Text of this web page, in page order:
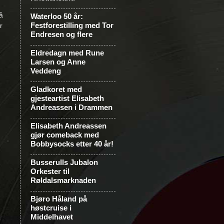
Waterloo 50 år:
Festforestilling med Tor
Endresen og flere
Eldredagn med Rune
Larsen og Anne
Veddeng
Gladkoret med
gjesteartist Elisabeth
Andreassen i Drammen
Elisabeth Andreassen
gjør comeback med
Bobbysocks etter 40 år!
Busserulls Jubalon
Orkester til
Røldalsmarknaden
Bjøro Håland på
høstcruise i
Middelhavet